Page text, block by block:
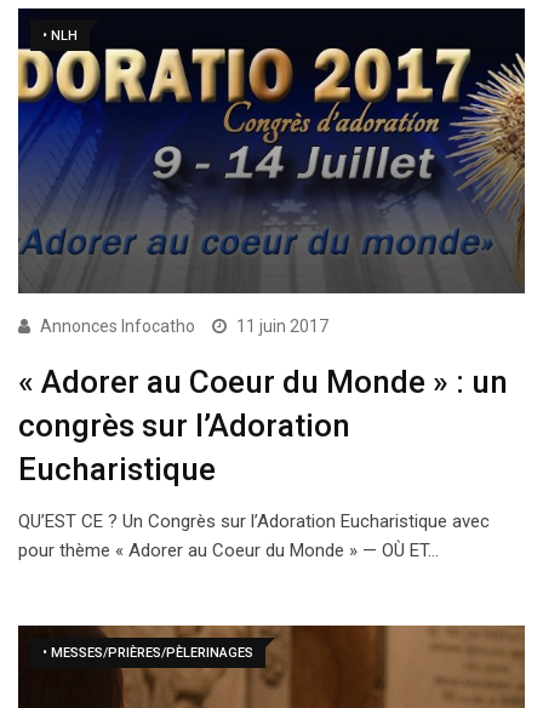
• NLH
Annonces Infocatho 11 juin 2017
« Adorer au Coeur du Monde » : un
congrès sur l’Adoration
Eucharistique
QU’EST CE ? Un Congrès sur l’Adoration Eucharistique avec
pour thème « Adorer au Coeur du Monde » — OÙ ET…
• MESSES/PRIÈRES/PÈLERINAGES